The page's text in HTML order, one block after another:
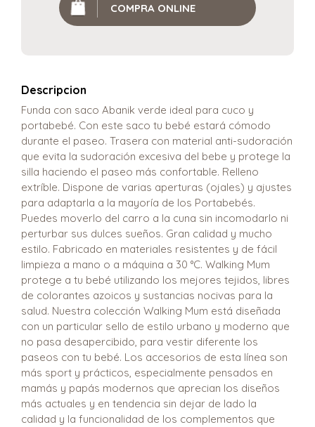
COMPRA ONLINE
Descripcion
Funda con saco Abanik verde ideal para cuco y
portabebé. Con este saco tu bebé estará cómodo
durante el paseo. Trasera con material anti-sudoración
que evita la sudoración excesiva del bebe y protege la
silla haciendo el paseo más confortable. Relleno
extríble. Dispone de varias aperturas (ojales) y ajustes
para adaptarla a la mayoría de los Portabebés.
Puedes moverlo del carro a la cuna sin incomodarlo ni
perturbar sus dulces sueños. Gran calidad y mucho
estilo. Fabricado en materiales resistentes y de fácil
limpieza a mano o a máquina a 30 °C. Walking Mum
protege a tu bebé utilizando los mejores tejidos, libres
de colorantes azoicos y sustancias nocivas para la
salud. Nuestra colección Walking Mum está diseñada
con un particular sello de estilo urbano y moderno que
no pasa desapercibido, para vestir diferente los
paseos con tu bebé. Los accesorios de esta línea son
más sport y prácticos, especialmente pensados en
mamás y papás modernos que aprecian los diseños
más actuales y en tendencia sin dejar de lado la
calidad y la funcionalidad de los complementos que